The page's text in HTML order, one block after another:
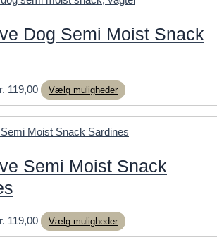
Dog Semi Moist Snack
119,00Prisinterval:
kr. 33,00
kr. 119,00
Vælg muligheder
Dette
vare
flere
Mulighederne
på
varesiden
Semi Moist Snack
119,00Prisinterval:
kr. 33,00
Vælg muligheder
Dette
vare